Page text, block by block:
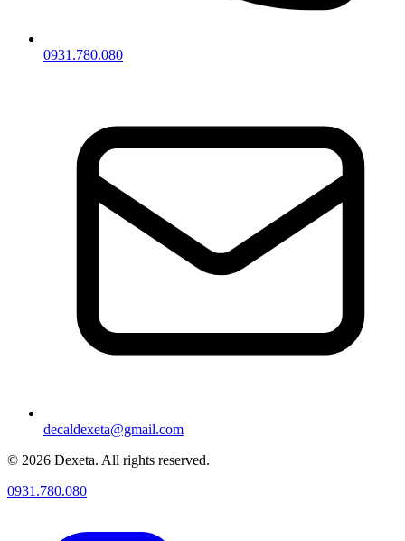
0931.780.080
decaldexeta@gmail.com
© 2026 Dexeta. All rights reserved.
0931.780.080